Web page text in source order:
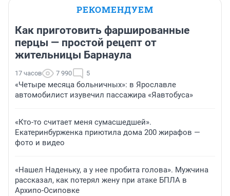
РЕКОМЕНДУЕМ
Как приготовить фаршированные
перцы — простой рецепт от
жительницы Барнаула
17 часов 7 990 5
«Четыре месяца больничных»: в Ярославле
автомобилист изувечил пассажира «Яавтобуса»
«Кто-то считает меня сумасшедшей».
Екатеринбурженка приютила дома 200 жирафов —
фото и видео
«Нашел Наденьку, а у нее пробита голова». Мужчина
рассказал, как потерял жену при атаке БПЛА в
Архипо-Осиповке